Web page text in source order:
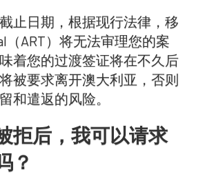
止日期，根据现行法律，移
（ART）将无法审理您的案
着您的过渡签证将在不久后
被要求离开澳大利亚，否则
和遣返的风险。
拒后，我可以请求
？